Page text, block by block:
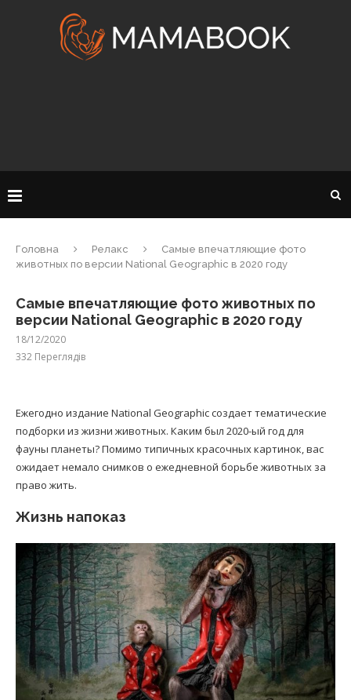
Головна Релакс
Самые впечатляющие фото
животных по версии National Geographic в 2020 году
Самые впечатляющие фото животных по
версии National Geographic в 2020 году
18/12/2020
332 Переглядів
Ежегодно издание National Geographic создает тематические
подборки из жизни животных. Каким был 2020-ый год для
фауны планеты? Помимо типичных красочных картинок, вас
ожидает немало снимков о ежедневной борьбе животных за
право жить.
Жизнь напоказ